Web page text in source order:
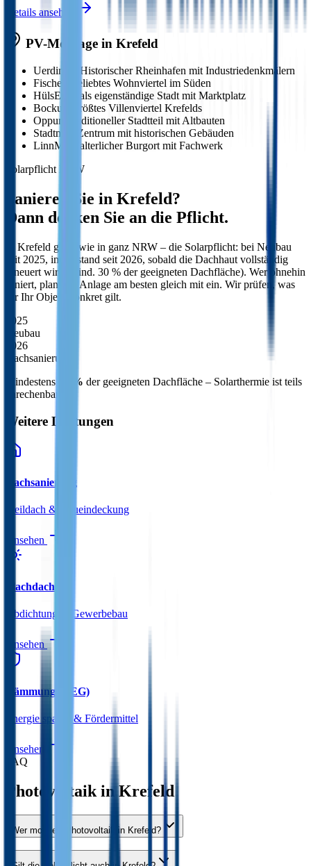
Details ansehen
PV-Montage in Krefeld
Uerdingen
Historischer Rheinhafen mit Industriedenkmälern
Fischeln
Beliebtes Wohnviertel im Süden
HülsEhemals eigenständige Stadt mit Marktplatz
Bockum
Größtes Villenviertel Krefelds
Oppum
Traditioneller Stadtteil mit Altbauten
Stadtmitte
Zentrum mit historischen Gebäuden
LinnMittelalterlicher Burgort mit Fachwerk
Solarpflicht NRW
Sanieren Sie in Krefeld?
Dann denken Sie an die Pflicht.
Krefeld gilt – wie in ganz NRW – die Solarpflicht: bei Neubau
seit 2025, im Bestand seit 2026, sobald die Dachhaut vollständig
erneuert wird (mind. 30 % der geeigneten Dachfläche). Wer ohnehin
saniert, plant die Anlage am besten gleich mit ein. Wir prüfen, was
für Ihr Objekt konkret gilt.
2025
Neubau
2026
Dachsanierung
Mindestens
30 % der geeigneten Dachfläche – Solarthermie ist teils
anrechenbar.
Weitere Leistungen
Dachsanierung
Steildach & Neueindeckung
Ansehen
Flachdach
Abdichtung & Gewerbebau
Ansehen
Dämmung (GEG)
Energie sparen & Fördermittel
Ansehen
FAQ
Photovoltaik inKrefeld
Wer montiert Photovoltaik in Krefeld?